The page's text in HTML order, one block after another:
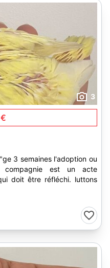
3
compagnie est un acte
doit être réfléchi. luttons